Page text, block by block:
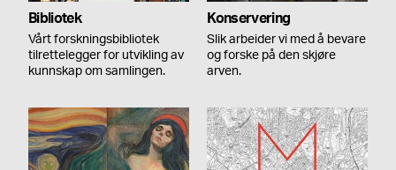
Bibliotek
Vårt forskningsbibliotek
tilrettelegger for utvikling av
kunnskap om samlingen.
Konservering
Slik arbeider vi med å bevare
og forske på den skjøre
arven.